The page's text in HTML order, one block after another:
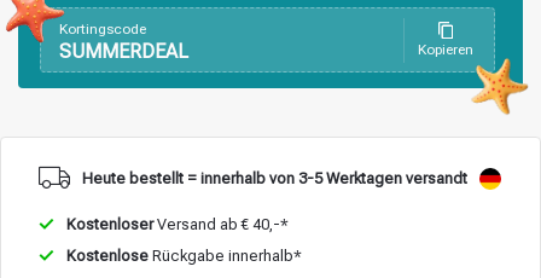
Stylingprodukte Haarfärbung
Kortingscode
SUMMERDEAL Kopieren
Heute bestellt = innerhalb von 3-5 Werktagen versandt
KostenloserVersand ab € 40,-*
Kostenlose Rückgabe innerhalb*